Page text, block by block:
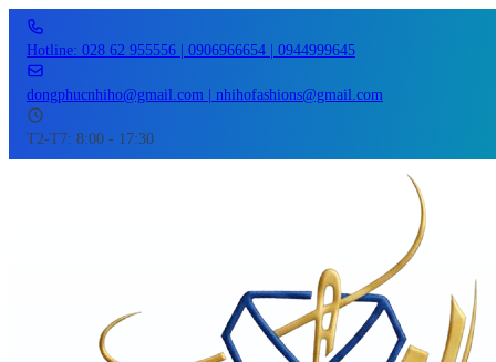
Hotline: 028 62 955556 | 0906966654 | 0944999645
dongphucnhiho@gmail.com | nhihofashions@gmail.com
T2-T7: 8:00 - 17:30